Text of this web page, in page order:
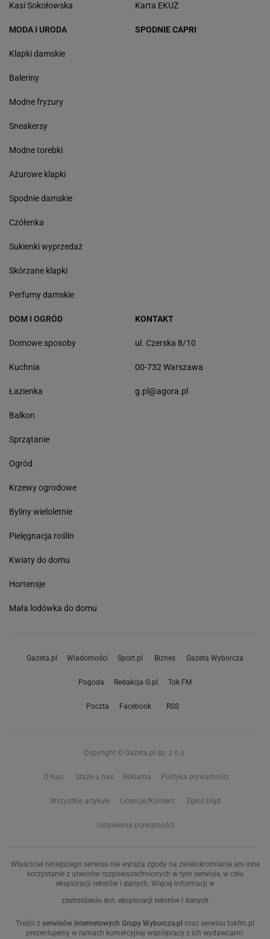
Kasi Sokołowska Karta EKUZ
MODA I URODA
Klapki damskie
Baleriny
Modne fryzury
Sneakersy
Modne torebki
Ażurowe klapki
Spodnie damskie
Czółenka
Sukienki wyprzedaż
Skórzane klapki
Perfumy damskie
SPODNIE CAPRI
DOM I OGRÓD
Domowe sposoby
Kuchnia
Łazienka
Balkon
Sprzątanie
Ogród
Krzewy ogrodowe
Byliny wieloletnie
Pielęgnacja roślin
Kwiaty do domu
Hortensje
Mała lodówka do domu
KONTAKT
ul. Czerska 8/10
00-732 Warszawa
g.pl@agora.pl
Gazeta.pl Wiadomości Sport.pl Biznes Gazeta Wyborcza
Pogoda Redakcja G.pl Tok.FM
Poczta Facebook RSS
Copyright © Gazeta.pl sp. z o.o.
O Nas Staże u nas Reklama Polityka prywatności
Wszystkie artykuły Licencje/Kontent Zgłoś błąd
Ustawienia prywatności
Właściciel niniejszego serwisu nie wyraża zgody na zwielokrotnianie ani inne
korzystanie z utworów rozpowszechnionych w tym serwisie, w celu
eksploracji tekstów i danych. Więcej informacji w
zastrzeżeniu dot. eksploracji tekstów i danych
Treści z serwisów internetowych Grupy Wyborcza.pl oraz serwisu tokfm.pl
prezentujemy w ramach komercyjnej współpracy z ich wydawcami: